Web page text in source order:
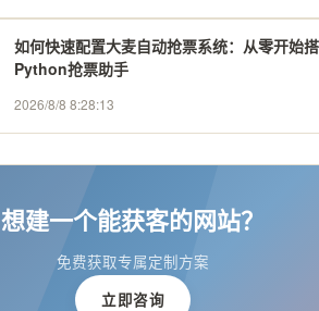
如何快速配置大麦自动抢票系统：从零开始
Python抢票助手
2026/8/8 8:28:13
想建一个能获客的网站？
免费获取专属定制方案
立即咨询